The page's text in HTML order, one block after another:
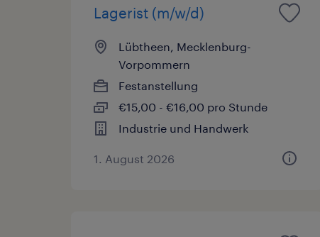
Lagerist (m/w/d)
Lübtheen, Mecklenburg-
Vorpommern
Festanstellung
€15,00 - €16,00 pro Stunde
Industrie und Handwerk
1. August 2026